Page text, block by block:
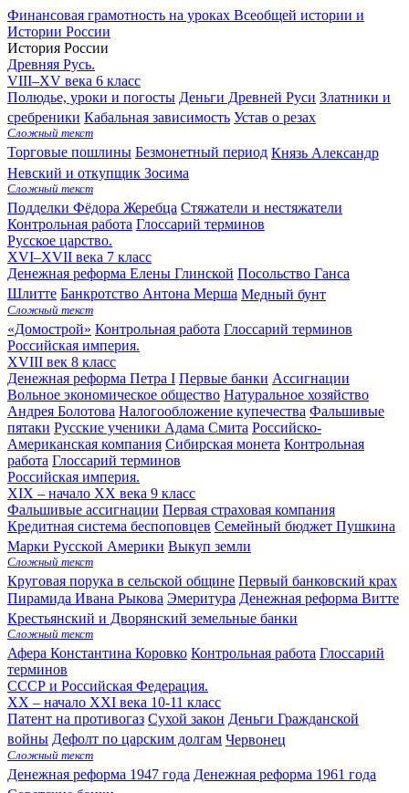
Финансовая грамотность на уроках Всеобщей истории и
Истории России
История России
Древняя Русь.
VIII–XV века 6 класс
Полюдье, уроки и погосты Деньги Древней Руси Златники и
сребреники Кабальная зависимость Устав о резах
Сложный текст
Торговые пошлины Безмонетный период Князь Александр
Невский и откупщик Зосима
Сложный текст
Подделки Фёдора Жеребца Стяжатели и нестяжатели
Контрольная работа Глоссарий терминов
Русское царство.
XVI–XVII века 7 класс
Денежная реформа Елены Глинской Посольство Ганса
Шлитте Банкротство Антона Мерша Медный бунт
Сложный текст
«Домострой» Контрольная работа Глоссарий терминов
Российская империя.
XVIII век 8 класс
Денежная реформа Петра I Первые банки Ассигнации
Вольное экономическое общество Натуральное хозяйство
Андрея Болотова Налогообложение купечества Фальшивые
пятаки Русские ученики Адама Смита Российско-
Американская компания Сибирская монета Контрольная
работа Глоссарий терминов
Российская империя.
XIX – начало XX века 9 класс
Фальшивые ассигнации Первая страховая компания
Кредитная система беспоповцев Семейный бюджет Пушкина
Марки Русской Америки Выкуп земли
Сложный текст
Круговая порука в сельской общине Первый банковский крах
Пирамида Ивана Рыкова Эмеритура Денежная реформа Витте
Крестьянский и Дворянский земельные банки
Сложный текст
Афера Константина Коровко Контрольная работа Глоссарий
терминов
СССР и Российская Федерация.
XX – начало XXI века 10-11 класс
Патент на противогаз Сухой закон Деньги Гражданской
войны Дефолт по царским долгам Червонец
Сложный текст
Денежная реформа 1947 года Денежная реформа 1961 года